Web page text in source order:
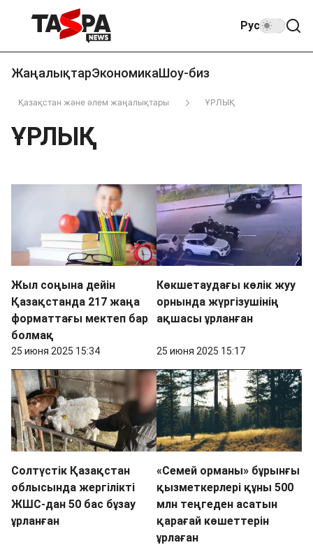
Рус
ЖаңалықтарЭкономикаШоу-биз
Қазақстан және әлем жаңалықтары ҰРЛЫҚ
ҰРЛЫҚ
Жыл соңына дейін
Қазақстанда 217 жаңа
форматтағы мектеп бар
болмақ
25 июня 2025 15:34
Көкшетаудағы көлік жуу
орнында жүргізушінің
ақшасы ұрланған
25 июня 2025 15:17
Солтүстік Қазақстан
облысында жергілікті
ЖШС-дан 50 бас бұзау
ұрланған
«Семей орманы» бұрынғы
қызметкерлері құны 500
млн теңгеден асатын
қарағай көшеттерін
ұрлаған